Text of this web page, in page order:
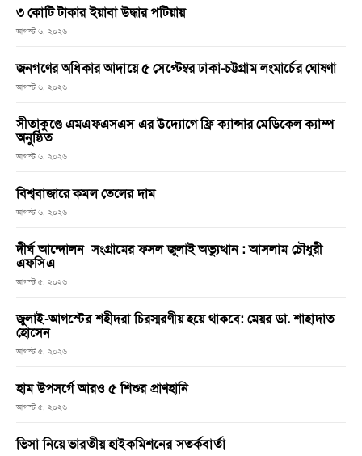
৩ কোটি টাকার ইয়াবা উদ্ধার পটিয়ায়
আগস্ট ৬, ২০২৬
জনগণের অধিকার আদায়ে ৫ সেপ্টেম্বর ঢাকা-চট্টগ্রাম লংমার্চের ঘোষণা
আগস্ট ৬, ২০২৬
সীতাকুণ্ডে এমএফএসএস এর উদ্যোগে ফ্রি ক্যান্সার মেডিকেল ক্যাম্প
অনুষ্ঠিত
আগস্ট ৬, ২০২৬
বিশ্ববাজারে কমল তেলের দাম
আগস্ট ৬, ২০২৬
দীর্ঘ আন্দোলন সংগ্রামের ফসল জুলাই অভ্যুত্থান : আসলাম চৌধুরী
এফসিএ
আগস্ট ৫, ২০২৬
জুলাই-আগস্টের শহীদরা চিরস্মরণীয় হয়ে থাকবে: মেয়র ডা. শাহাদাত
হোসেন
আগস্ট ৫, ২০২৬
হাম উপসর্গে আরও ৫ শিশুর প্রাণহানি
আগস্ট ৫, ২০২৬
ভিসা নিয়ে ভারতীয় হাইকমিশনের সতর্কবার্তা